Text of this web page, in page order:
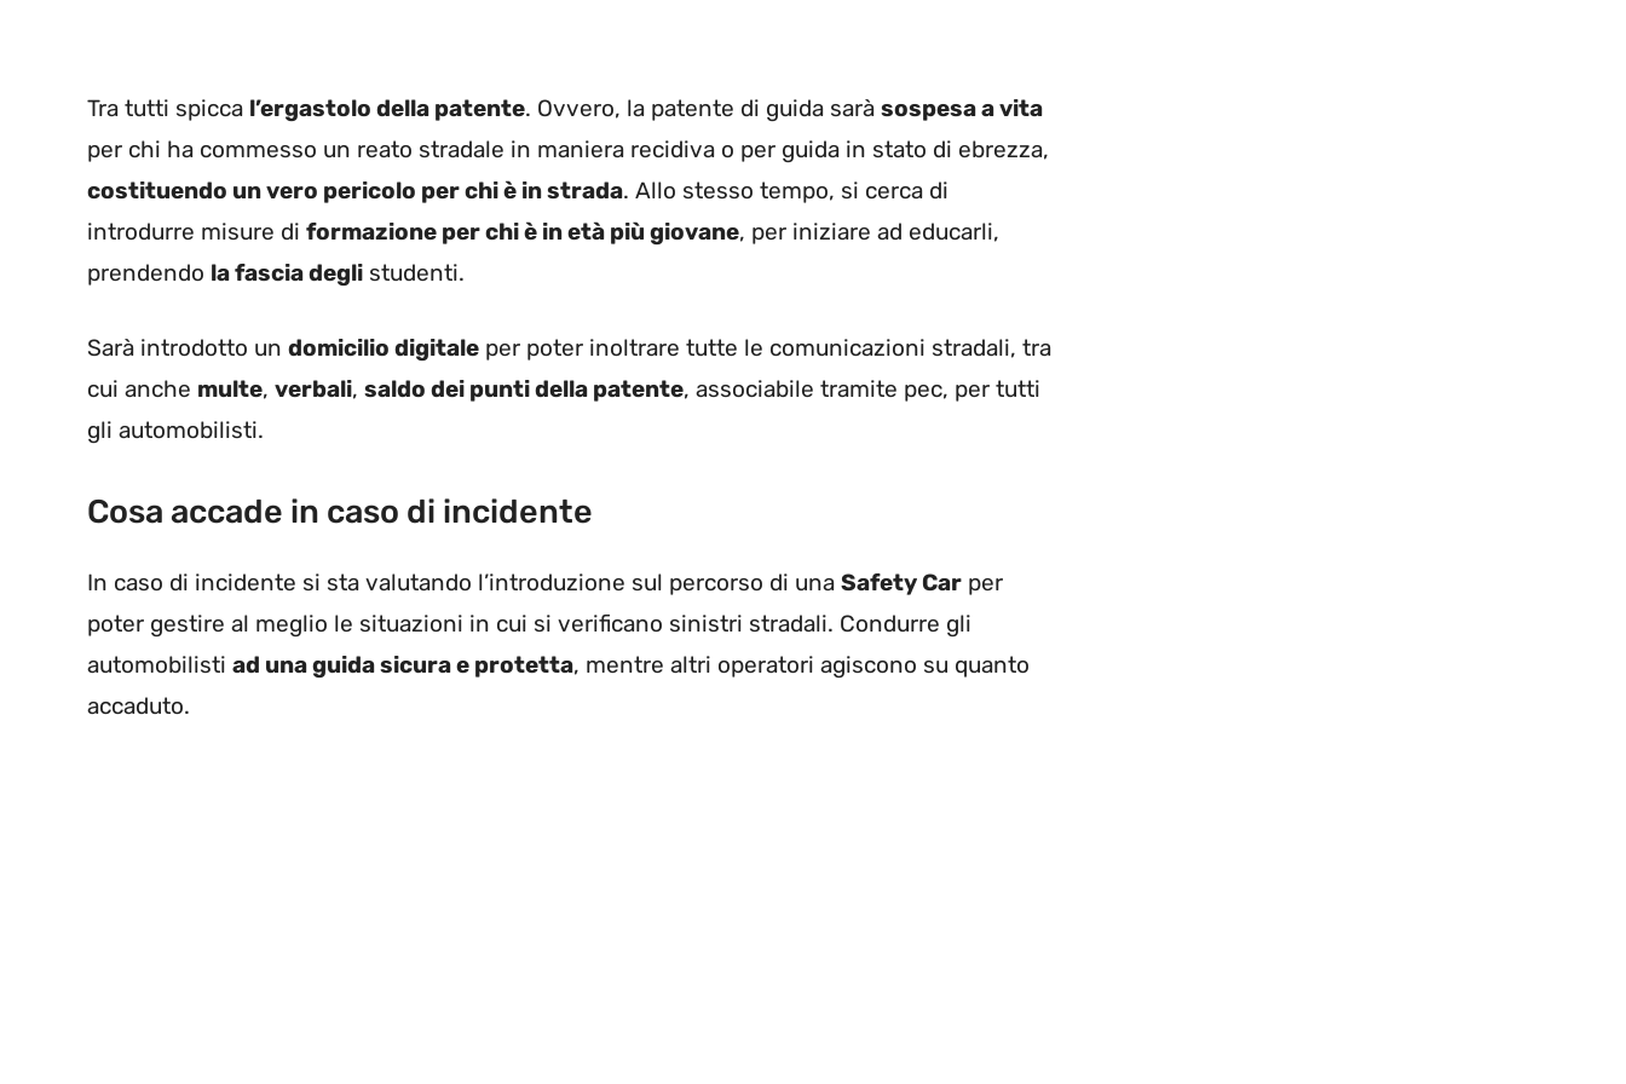
Tra tutti spicca l’ergastolo della patente. Ovvero, la patente di guida sarà sospesa a vita
per chi ha commesso un reato stradale in maniera recidiva o per guida in stato di ebrezza,
costituendo un vero pericolo per chi è in strada. Allo stesso tempo, si cerca di
introdurre misure di formazione per chi è in età più giovane, per iniziare ad educarli,
prendendo la fascia degli studenti.
Sarà introdotto un domicilio digitale per poter inoltrare tutte le comunicazioni stradali, tra
cui anche multe, verbali, saldo dei punti della patente, associabile tramite pec, per tutti
gli automobilisti.
Cosa accade in caso di incidente
In caso di incidente si sta valutando l’introduzione sul percorso di una Safety Car per
poter gestire al meglio le situazioni in cui si verificano sinistri stradali. Condurre gli
automobilisti ad una guida sicura e protetta, mentre altri operatori agiscono su quanto
accaduto.